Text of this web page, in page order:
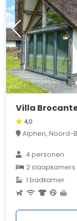
Villa
4,0
Alphen, Noord-
4 personen
2 slaapkamers
1 badkamer